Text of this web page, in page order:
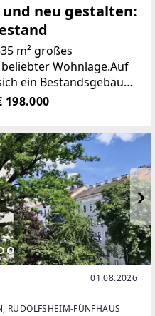
neu gestalten:
m² großes
Wohnlage.Auf
ein Bestandsgebäude
Haus ist
und bietet somit die
198.000
01.08.2026
RUDOLFSHEIM-FÜNFHAUS